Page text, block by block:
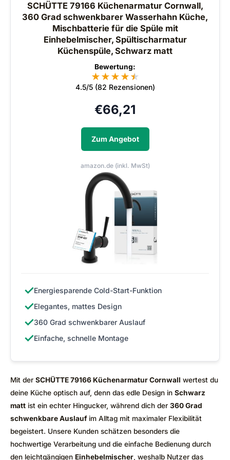
SCHÜTTE 79166 Küchenarmatur Cornwall,
360 Grad schwenkbarer Wasserhahn Küche,
Mischbatterie für die Spüle mit
Einhebelmischer, Spültischarmatur
Küchenspüle, Schwarz matt
Bewertung:
★★★★★
★
4.5/5 (82 Rezensionen)
€66,21
Zum Angebot
amazon.de (inkl. MwSt)
✓Energiesparende Cold-Start-Funktion
✓Elegantes, mattes Design
✓360 Grad schwenkbarer Auslauf
✓Einfache, schnelle Montage
Mit der SCHÜTTE 79166 Küchenarmatur Cornwall wertest du
deine Küche optisch auf, denn das edle Design in Schwarz
matt ist ein echter Hingucker, während dich der 360 Grad
schwenkbare Auslaufim Alltag mit maximaler Flexibilität
begeistert. Unsere Kunden schätzen besonders die
hochwertige Verarbeitung und die einfache Bedienung durch
den leichtgängigen Einhebelmischer , weshalb Nutzer das